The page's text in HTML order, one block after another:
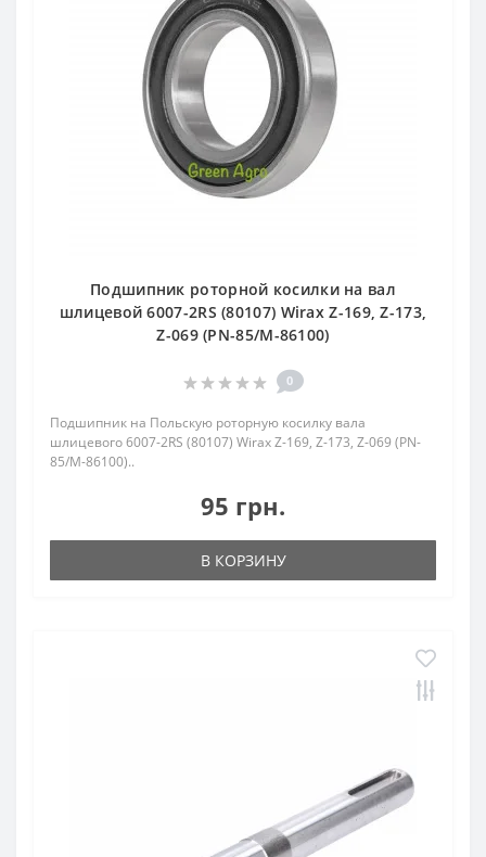
Подшипник роторной косилки на вал
шлицевой 6007-2RS (80107) Wirax Z-169, Z-173,
Z-069 (PN-85/M-86100)
0
Подшипник на Польскую роторную косилку вала
шлицевого 6007-2RS (80107) Wirax Z-169, Z-173, Z-069 (PN-
85/M-86100)..
95 грн.
В КОРЗИНУ